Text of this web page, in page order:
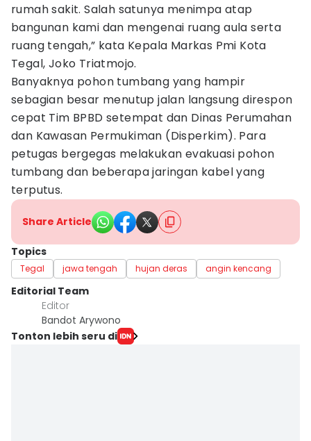
rumah sakit. Salah satunya menimpa atap
bangunan kami dan mengenai ruang aula serta
ruang tengah,” kata Kepala Markas Pmi Kota
Tegal, Joko Triatmojo.
Banyaknya pohon tumbang yang hampir
sebagian besar menutup jalan langsung direspon
cepat Tim BPBD setempat dan Dinas Perumahan
dan Kawasan Permukiman (Disperkim). Para
petugas bergegas melakukan evakuasi pohon
tumbang dan beberapa jaringan kabel yang
terputus.
Share Article
Topics
Tegal jawa tengah hujan deras angin kencang
Editorial Team
Editor
Bandot Arywono
Tonton lebih seru di